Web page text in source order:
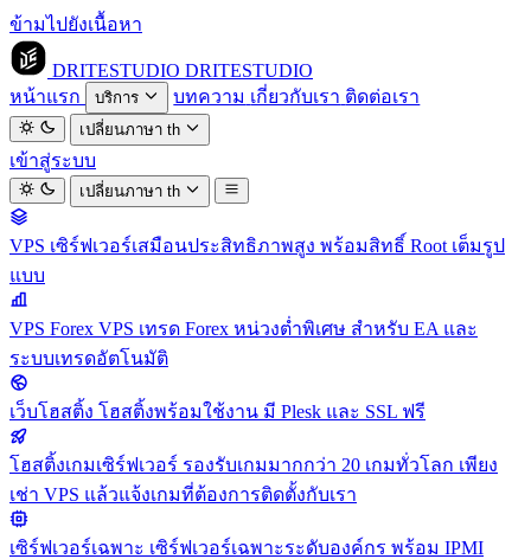
ข้ามไปยังเนื้อหา
DRITESTUDIO DRITESTUDIO
หน้าแรก
บริการ บทความ เกี่ยวกับเรา ติดต่อเรา
เปลี่ยนภาษาth
เข้าสู่ระบบ
เปลี่ยนภาษาth
VPS เซิร์ฟเวอร์เสมือนประสิทธิภาพสูง พร้อมสิทธิ์ Root เต็มรูป
แบบ
VPS Forex VPS เทรด Forex หน่วงต่ำพิเศษ สำหรับ EA และ
ระบบเทรดอัตโนมัติ
เว็บโฮสติ้ง โฮสติ้งพร้อมใช้งาน มี Plesk และ SSL ฟรี
โฮสติ้งเกมเซิร์ฟเวอร์ รองรับเกมมากกว่า 20 เกมทั่วโลก เพียง
เช่า VPS แล้วแจ้งเกมที่ต้องการติดตั้งกับเรา
เซิร์ฟเวอร์เฉพาะ เซิร์ฟเวอร์เฉพาะระดับองค์กร พร้อม IPMI